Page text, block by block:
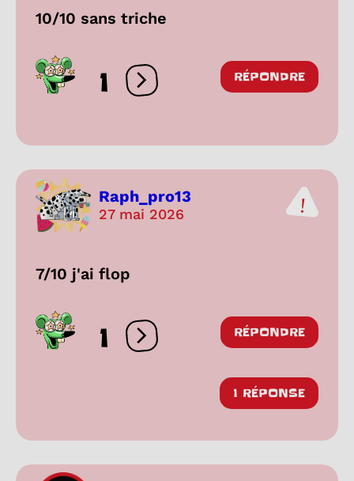
10/10 sans triche
1 Ouvrir les réactions
RÉPONDRE
Raph_pro13
27 mai 2026
7/10 j'ai flop
1 Ouvrir les réactions
RÉPONDRE
1 RÉPONSE